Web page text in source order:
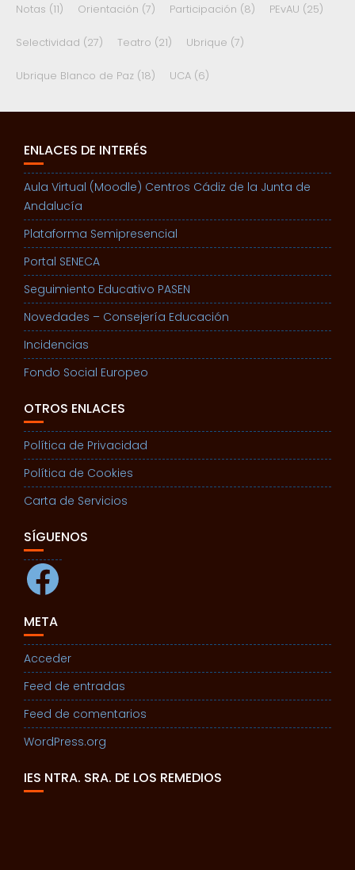
Notas (11) Orientación (7) Participación (8) PEvAU (25)
Selectividad (27) Teatro (21) Ubrique (7)
Ubrique Blanco de Paz (18) UCA (6)
ENLACES DE INTERÉS
Aula Virtual (Moodle) Centros Cádiz de la Junta de
Andalucía
Plataforma Semipresencial
Portal SENECA
Seguimiento Educativo PASEN
Novedades – Consejería Educación
Incidencias
Fondo Social Europeo
OTROS ENLACES
Política de Privacidad
Política de Cookies
Carta de Servicios
SÍGUENOS
Facebook
META
Acceder
Feed de entradas
Feed de comentarios
WordPress.org
IES NTRA. SRA. DE LOS REMEDIOS